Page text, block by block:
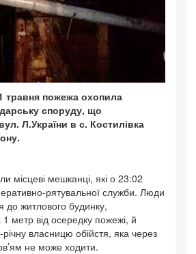
травня пожежа охопила
споруду, що
Л.України в с. Костилівка
місцеві мешканці, які о 23:02
рятувальної служби. Люди
до житлового будинку,
метр від осередку пожежі, й
річну власницю обійстя, яка через
не може ходити.